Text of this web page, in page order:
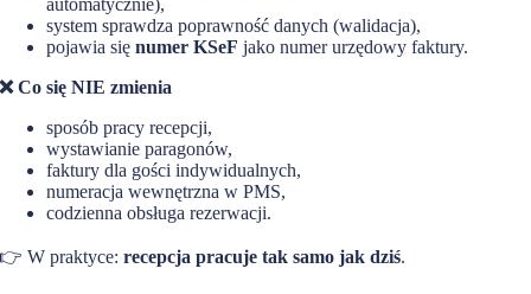
automatycznie),
system sprawdza poprawność danych (walidacja),
pojawia sięnumer KSeF jako numer urzędowy faktury.
❌ Co się NIE zmienia
sposób pracy recepcji,
wystawianie paragonów,
faktury dla gości indywidualnych,
numeracja wewnętrzna w PMS,
codzienna obsługa rezerwacji.
👉 W praktyce:recepcja pracuje tak samo jak dziś.